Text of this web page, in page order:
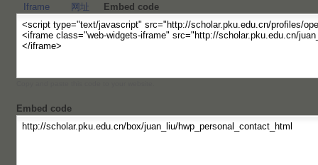
Iframe 网址 Embed code
Embed code